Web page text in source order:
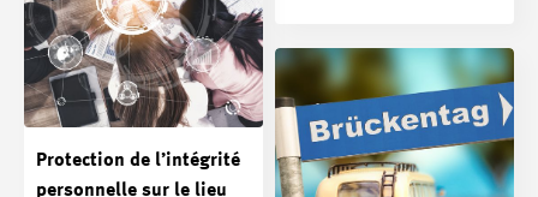
Protection de l’intégrité
personnelle sur le lieu